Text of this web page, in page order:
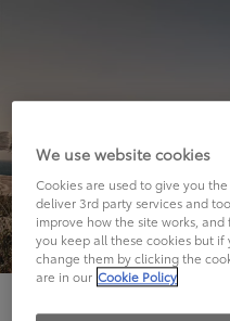
We use website cookies
Cookies are used to give you
deliver 3rd party services and
improve how the site works,
you keep all these cookies but
change them by clicking the
are in our Cookie Policy